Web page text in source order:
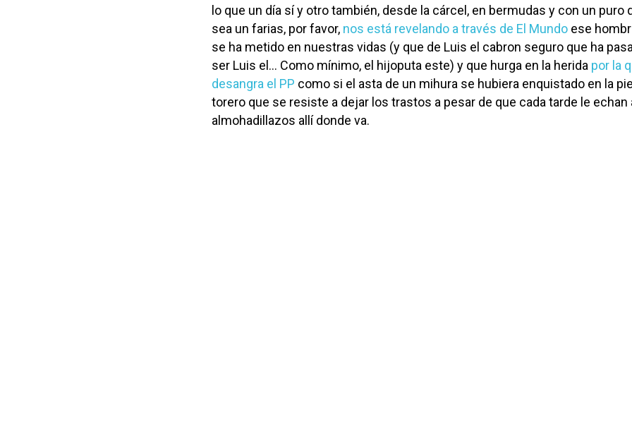
lo que un día sí y otro también, desde la cárcel, en bermudas y con un puro
sea un farias, por favor, nos está revelando a través de El Mundo ese
se ha metido en nuestras vidas (y que de Luis el cabron seguro que ha
ser Luis el… Como mínimo, el hijoputa este) y que hurga en la herida por la
desangra el PP como si el asta de un mihura se hubiera enquistado en la
torero que se resiste a dejar los trastos a pesar de que cada tarde le echan
almohadillazos allí donde va.